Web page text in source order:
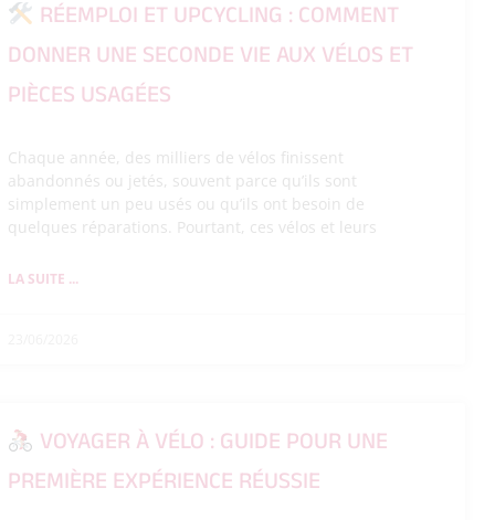
RÉEMPLOI ET UPCYCLING : COMMENT
DONNER UNE SECONDE VIE AUX VÉLOS ET
PIÈCES USAGÉES
Chaque année, des milliers de vélos finissent
abandonnés ou jetés, souvent parce qu’ils sont
simplement un peu usés ou qu’ils ont besoin de
quelques réparations. Pourtant, ces vélos et leurs
LA SUITE ...
VOYAGER À VÉLO : GUIDE POUR UNE
PREMIÈRE EXPÉRIENCE RÉUSSIE